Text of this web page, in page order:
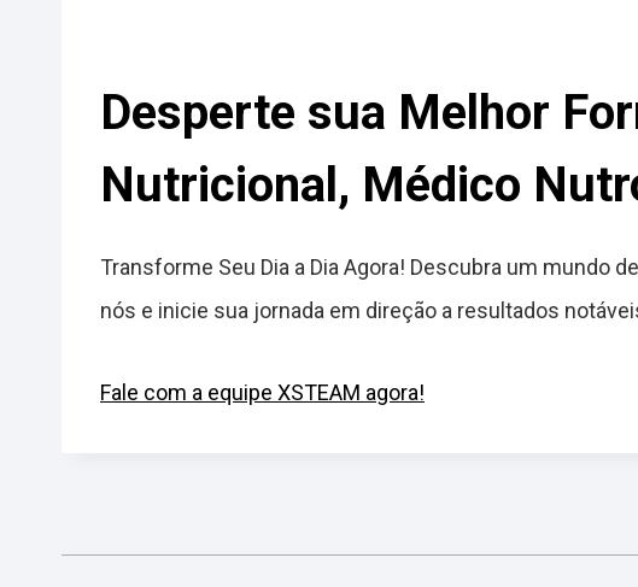
Desperte sua Melhor
Nutricional, Médico
Transforme Seu Dia a Dia Agora! Descubra um mundo
nós e inicie sua jornada em direção a resultados
Fale com a equipe XSTEAM agora!